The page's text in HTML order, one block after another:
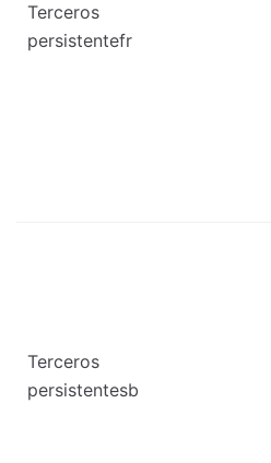
Terceros
persistentefr
Terceros
persistentesb